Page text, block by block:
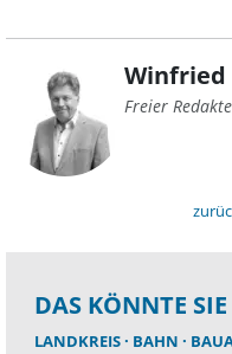
Winfried
Freier
DAS KÖNNTE
LANDKREIS BAHN